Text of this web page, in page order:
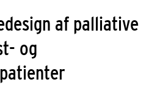
af palliative
og